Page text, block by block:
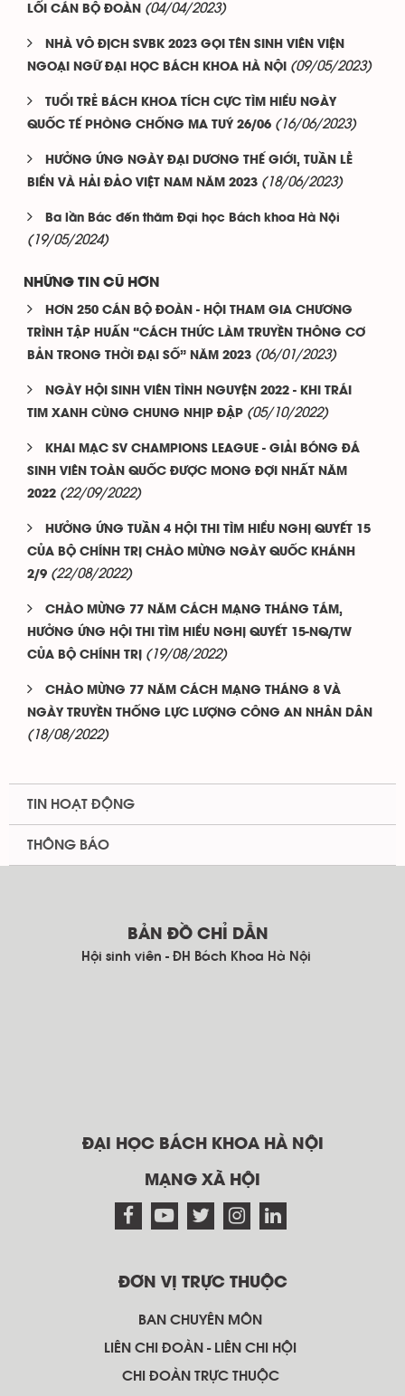
LỐI CÁN BỘ ĐOÀN
(04/04/2023)
NHÀ VÔ ĐỊCH SVBK 2023 GỌI TÊN SINH VIÊN VIỆN
NGOẠI NGỮ ĐẠI HỌC BÁCH KHOA HÀ NỘI
(09/05/2023)
TUỔI TRẺ BÁCH KHOA TÍCH CỰC TÌM HIỂU NGÀY
QUỐC TẾ PHÒNG CHỐNG MA TUÝ 26/06 (16/06/2023)
HƯỞNG ỨNG NGÀY ĐẠI DƯƠNG THẾ GIỚI, TUẦN LỄ
BIỂN VÀ HẢI ĐẢO VIỆT NAM NĂM 2023 (18/06/2023)
Ba lần Bác đến thăm Đại học Bách khoa Hà Nội
(19/05/2024)
NHỮNG TIN CŨ HƠN
HƠN 250 CÁN BỘ ĐOÀN - HỘI THAM GIA CHƯƠNG
TRÌNH TẬP HUẤN “CÁCH THỨC LÀM TRUYỀN THÔNG CƠ
BẢN TRONG THỜI ĐẠI SỐ” NĂM 2023 (06/01/2023)
NGÀY HỘI SINH VIÊN TÌNH NGUYỆN 2022 - KHI TRÁI
TIM XANH CÙNG CHUNG NHỊP ĐẬP (05/10/2022)
KHAI MẠC SV CHAMPIONS LEAGUE - GIẢI BÓNG ĐÁ
SINH VIÊN TOÀN QUỐC ĐƯỢC MONG ĐỢI NHẤT NĂM
2022 (22/09/2022)
HƯỞNG ỨNG TUẦN 4 HỘI THI TÌM HIỂU NGHỊ QUYẾT 15
CỦA BỘ CHÍNH TRỊ CHÀO MỪNG NGÀY QUỐC KHÁNH
2/9 (22/08/2022)
CHÀO MỪNG 77 NĂM CÁCH MẠNG THÁNG TÁM,
HƯỞNG ỨNG HỘI THI TÌM HIỂU NGHỊ QUYẾT 15-NQ/TW
CỦA BỘ CHÍNH TRỊ
(19/08/2022)
CHÀO MỪNG 77 NĂM CÁCH MẠNG THÁNG 8 VÀ
NGÀY TRUYỀN THỐNG LỰC LƯỢNG CÔNG AN NHÂN DÂN
(18/08/2022)
TIN HOẠT ĐỘNG
THÔNG BÁO
BẢN ĐỒ CHỈ DẪN
Hội sinh viên - ĐH Bách Khoa Hà Nội
ĐẠI HỌC BÁCH KHOA HÀ NỘI
MẠNG XÃ HỘI
ĐƠN VỊ TRỰC THUỘC
BAN CHUYÊN MÔN
LIÊN CHI ĐOÀN - LIÊN CHI HỘI
CHI ĐOÀN TRỰC THUỘC